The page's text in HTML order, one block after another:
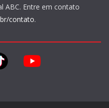
ABC. Entre em contato
contato.